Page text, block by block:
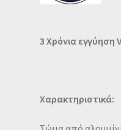
3 Χρόνια εγγύηση
Χαρακτηριστικά: